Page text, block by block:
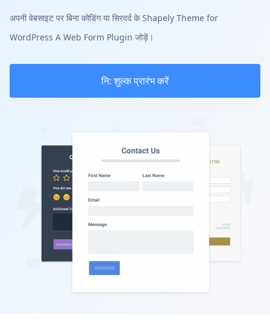
अपनी वेबसाइट पर बिना कोडिंग या सिरदर्द के Shapely Theme for
WordPress A Web Form Plugin जोड़ें।
नि: शुल्क प्रारंभ करें